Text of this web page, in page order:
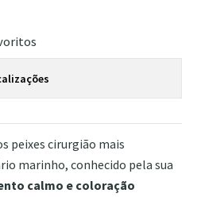
peixes cirurgião mais
marinho, conhecido pela sua
calmo e coloração